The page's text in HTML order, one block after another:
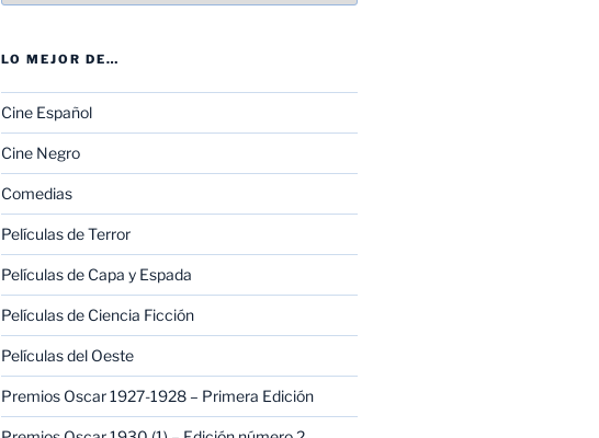
LO MEJOR DE…
Cine Español
Cine Negro
Comedias
Películas de Terror
Películas de Capa y Espada
Películas de Ciencia Ficción
Películas del Oeste
Premios Oscar 1927-1928 – Primera Edición